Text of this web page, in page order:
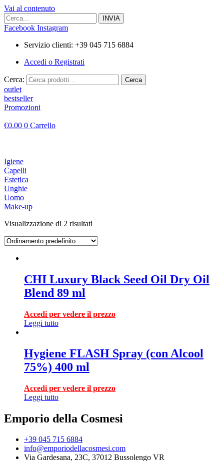
Vai al contenuto
Facebook Instagram
Servizio clienti: +39 045 715 6884
Accedi o Registrati
Cerca: Cerca
outlet
bestseller
Promozioni
€0.00 0 Carrello
Igiene
Capelli
Estetica
Unghie
Uomo
Make-up
Visualizzazione di 2 risultati
CHI Luxury Black Seed Oil Dry Oil
Blend 89 ml
Accedi per vedere il prezzo
Leggi tutto
Hygiene FLASH Spray (con Alcool
75%) 400 ml
Accedi per vedere il prezzo
Leggi tutto
Emporio della Cosmesi
+39 045 715 6884
info@emporiodellacosmesi.com
Via Gardesana, 23C, 37012 Bussolengo VR